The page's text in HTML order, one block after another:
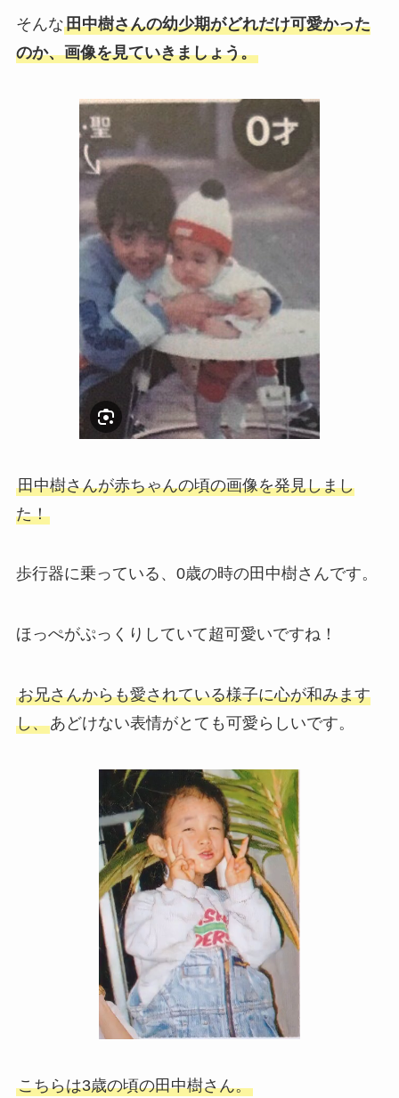
そんな田中樹さんの幼少期がどれだけ可愛かった
のか、画像を見ていきましょう。
田中樹さんが赤ちゃんの頃の画像を発見しまし
た！
歩行器に乗っている、0歳の時の田中樹さんです。
ほっぺがぷっくりしていて超可愛いですね！
お兄さんからも愛されている様子に心が和みます
し、あどけない表情がとても可愛らしいです。
こちらは3歳の頃の田中樹さん。